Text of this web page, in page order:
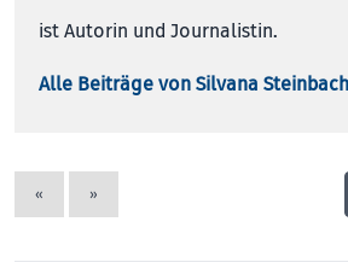
ist Autorin und Journalistin.
Alle Beiträge von Silvana
« »